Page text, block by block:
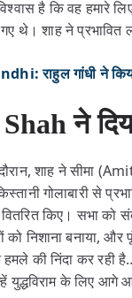
है कि वह हमारे
थे। शाह ने
राहुल गांधी ने
ने
शाह ने सीमा
गोलाबारी से
किए। सभा को
को निशाना बनाया,
हमले की निंदा कर रही
युद्धविराम के लिए आगे